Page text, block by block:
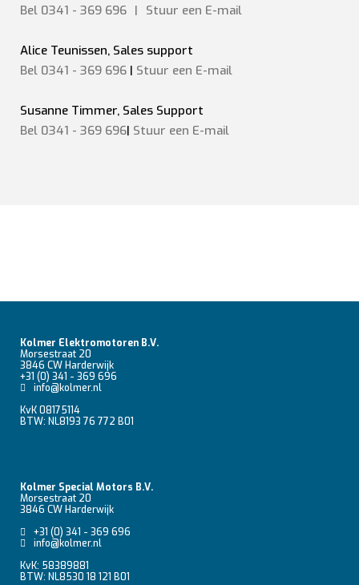
Bel 0341 - 369 696 | Stuur een E-mail
Alice Teunissen, Sales support
Bel 0341 - 369 696 | Stuur een E-mail
Susanne Timmer, Sales Support
Bel 0341 - 369 696| Stuur een E-mail
Kolmer Elektromotoren B.V.
Morsestraat 20
3846 CW Harderwijk
+31 (0) 341 - 369 696
info@kolmer.nl
KvK 08175114
BTW: NL8193 76 772 B01
Kolmer Special Motors B.V.
Morsestraat 20
3846 CW Harderwijk
+31 (0) 341 - 369 696
info@kolmer.nl
KvK: 58389881
BTW: NL8530 18 121 B01